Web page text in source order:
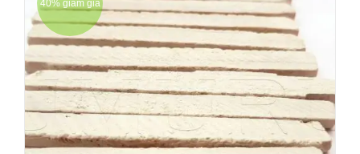
40% giảm giá